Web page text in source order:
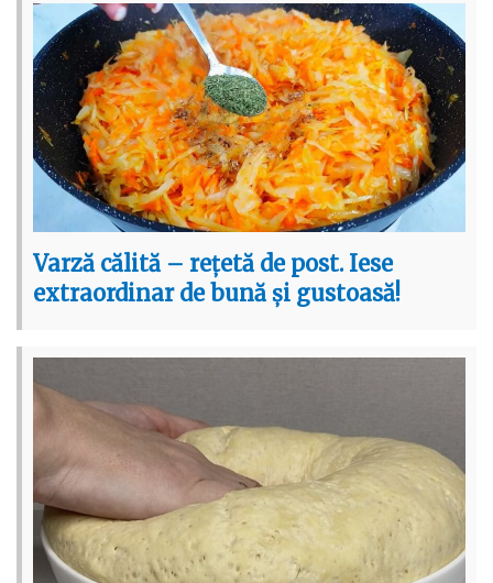
Varză călită – rețetă de post. Iese
extraordinar de bună și gustoasă!